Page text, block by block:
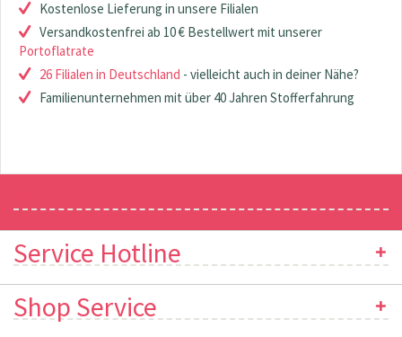
Kostenlose Lieferung in unsere Filialen
Versandkostenfrei ab 10 € Bestellwert mit unserer
Portoflatrate
26 Filialen in Deutschland - vielleicht auch in deiner Nähe?
Familienunternehmen mit über 40 Jahren Stofferfahrung
Service Hotline
Shop Service